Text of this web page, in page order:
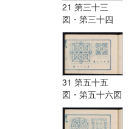
21 第三十三
図・第三十四
図・第三十五図
31 第五十五
図・第五十六図